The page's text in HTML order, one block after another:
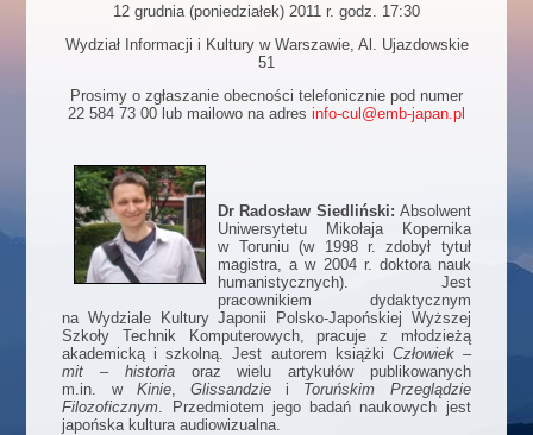
12 grudnia (poniedziałek) 2011 r. godz. 17:30
Wydział Informacji i Kultury w Warszawie, Al. Ujazdowskie
51
Prosimy o zgłaszanie obecności telefonicznie pod numer
22 584 73 00 lub mailowo na adres info-cul@emb-japan.pl
Dr Radosław Siedliński: Absolwent
Uniwersytetu Mikołaja Kopernika
w Toruniu (w 1998 r. zdobył tytuł
magistra, a w 2004 r. doktora nauk
humanistycznych). Jest
pracownikiem dydaktycznym
na Wydziale Kultury Japonii Polsko-Japońskiej Wyższej
Szkoły Technik Komputerowych, pracuje z młodzieżą
akademicką i szkolną. Jest autorem książki Człowiek –
mit – historia oraz wielu artykułów publikowanych
m.in. w Kinie,Glissandzie i Toruńskim Przeglądzie
Filozoficznym . Przedmiotem jego badań naukowych jest
japońska kultura audiowizualna.